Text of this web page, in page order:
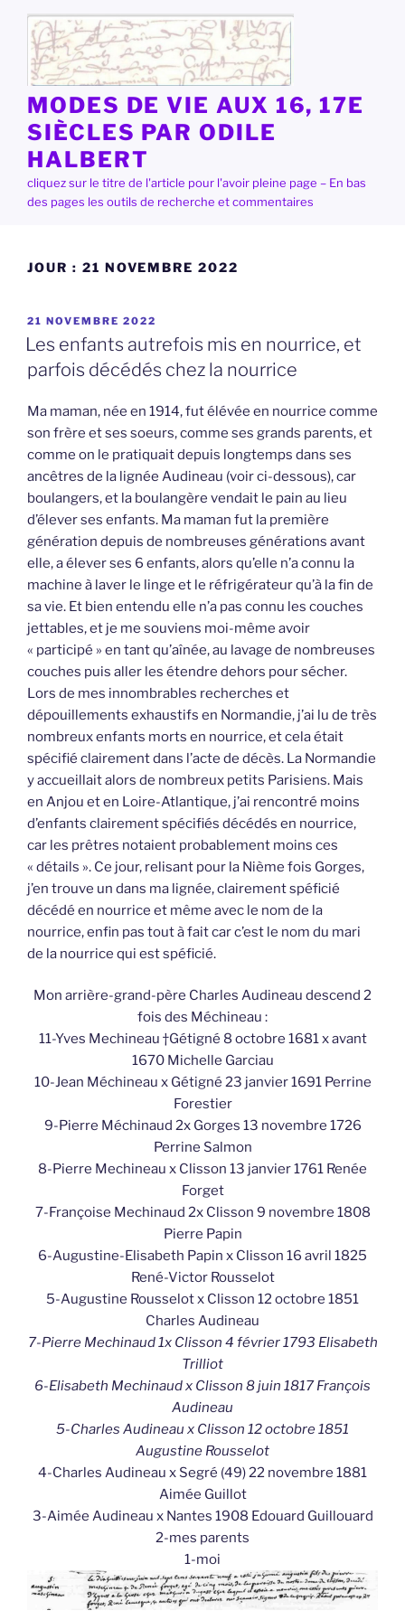
contenu
principal
MODES DE VIE AUX 16, 17E
SIÈCLES PAR ODILE
HALBERT
cliquez sur le titre de l'article pour l'avoir pleine page – En bas
des pages les outils de recherche et commentaires
JOUR : 21 NOVEMBRE 2022
PUBLIÉ
LE
21 NOVEMBRE 2022
Les enfants autrefois mis en nourrice, et
parfois décédés chez la nourrice
Ma maman, née en 1914, fut élévée en nourrice comme
son frère et ses soeurs, comme ses grands parents, et
comme on le pratiquait depuis longtemps dans ses
ancêtres de la lignée Audineau (voir ci-dessous), car
boulangers, et la boulangère vendait le pain au lieu
d’élever ses enfants. Ma maman fut la première
génération depuis de nombreuses générations avant
elle, a élever ses 6 enfants, alors qu’elle n’a connu la
machine à laver le linge et le réfrigérateur qu’à la fin de
sa vie. Et bien entendu elle n’a pas connu les couches
jettables, et je me souviens moi-même avoir
« participé » en tant qu’aînée, au lavage de nombreuses
couches puis aller les étendre dehors pour sécher.
Lors de mes innombrables recherches et
dépouillements exhaustifs en Normandie, j’ai lu de très
nombreux enfants morts en nourrice, et cela était
spécifié clairement dans l’acte de décès. La Normandie
y accueillait alors de nombreux petits Parisiens. Mais
en Anjou et en Loire-Atlantique, j’ai rencontré moins
d’enfants clairement spécifiés décédés en nourrice,
car les prêtres notaient probablement moins ces
« détails ». Ce jour, relisant pour la Nième fois Gorges,
j’en trouve un dans ma lignée, clairement spéficié
décédé en nourrice et même avec le nom de la
nourrice, enfin pas tout à fait car c’est le nom du mari
de la nourrice qui est spéficié.
Mon arrière-grand-père Charles Audineau descend 2
fois des Méchineau :
11-Yves Mechineau †Gétigné 8 octobre 1681 x avant
1670 Michelle Garciau
10-Jean Méchineau x Gétigné 23 janvier 1691 Perrine
Forestier
9-Pierre Méchinaud 2x Gorges 13 novembre 1726
Perrine Salmon
8-Pierre Mechineau x Clisson 13 janvier 1761 Renée
Forget
7-Françoise Mechinaud 2x Clisson 9 novembre 1808
Pierre Papin
6-Augustine-Elisabeth Papin x Clisson 16 avril 1825
René-Victor Rousselot
5-Augustine Rousselot x Clisson 12 octobre 1851
Charles Audineau
7-Pierre Mechinaud 1x Clisson 4 février 1793 Elisabeth
Trilliot
6-Elisabeth Mechinaud x Clisson 8 juin 1817 François
Audineau
5-Charles Audineau x Clisson 12 octobre 1851
Augustine Rousselot
4-Charles Audineau x Segré (49) 22 novembre 1881
Aimée Guillot
3-Aimée Audineau x Nantes 1908 Edouard Guillouard
2-mes parents
1-moi